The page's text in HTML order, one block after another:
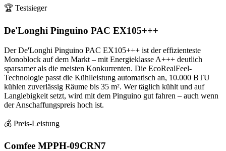
🏆 Testsieger
De'Longhi Pinguino PAC EX105+++
Der De'Longhi Pinguino PAC EX105+++ ist der effizienteste
Monoblock auf dem Markt – mit Energieklasse A+++ deutlich
sparsamer als die meisten Konkurrenten. Die EcoRealFeel-
Technologie passt die Kühlleistung automatisch an, 10.000 BTU
kühlen zuverlässig Räume bis 35 m². Wer täglich kühlt und auf
Langlebigkeit setzt, wird mit dem Pinguino gut fahren – auch wenn
der Anschaffungspreis hoch ist.
💰 Preis-Leistung
Comfee MPPH-09CRN7